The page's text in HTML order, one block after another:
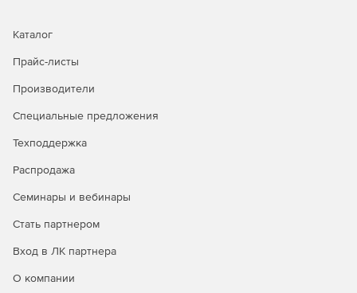
отдельных объектов, а также автоматическое
Доступна уникальная технология восстановления
Централизованное управление и автоматизация.
администрирования (включая выделенную роль ИБ),
интеграция с отечественными и зарубежными
службами каталогов. Для специализированных задач
ИБ.Панель мониторинга, автоматизированная
генерация отчетов в разных форматах, детальный
Каталог
Прайс-листы
Производители
Специальные предложения
Техподдержка
Распродажа
Семинары и вебинары
Стать партнером
Вход в ЛК партнера
О компании